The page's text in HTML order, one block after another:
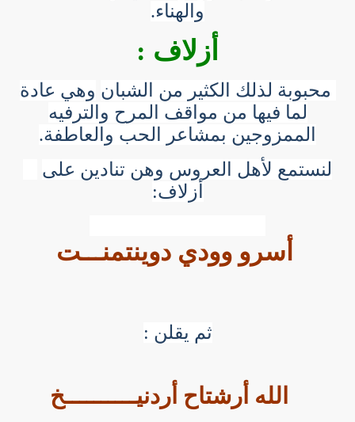
والهناء.
أزلاف :
وهي عادة محبوبة لذلك الكثير من الشبان
لما فيها من مواقف المرح والترفيه
الممزوجين بمشاعر الحب والعاطفة.
لنستمع لأهل العروس وهن تنادين على
أزلاف:
أسرو وودي دوينتمنـــت
ثم يقلن :
الله أرشتاح أردنيــــــــــخ